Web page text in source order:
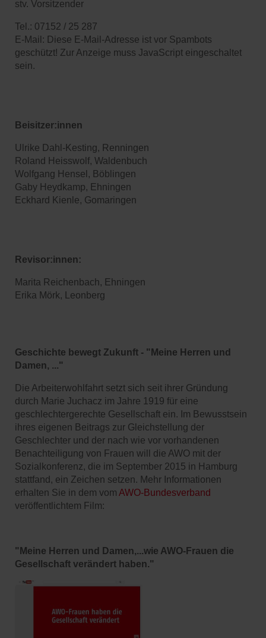
stv. Vorsitzender
Tel.: 07152 / 25 287
E-Mail: Diese E-Mail-Adresse ist vor Spambots
geschützt! Zur Anzeige muss JavaScript eingeschaltet
sein.
Beisitzer:innen
Ulrike Dahl-Kesting, Renningen
Roland Heisswolf, Waldenbuch
Wolfgang Hensel, Böblingen
Gaby Heydkamp, Ehningen
Eckhard Kienle, Gomaringen
Revisor:innen:
Marita Reichenbach, Ehningen
Erika Mörk, Leonberg
Geschichte bewegt Zukunft - "Meine Herren und
Damen, ..."
Die Arbeiterwohlfahrt setzt sich seit ihrer Gründung
durch Marie Juchacz im Jahre 1919 für eine
geschlechtergerechte Gesellschaft ein. Im Bewusstsein
ihres eigenen Beitrags zur Gleichstellung der
Geschlechter und der nach wie vor vorhandenen
Benachteiligung von Frauen will die AWO mit der
Sozialkonferenz, die im September 2015 in Hamburg
stattfand, ein Zeichen setzen. Mehr Informationen
erhalten Sie in dem vom AWO-Bundesverband
veröffentlichtem Film:
"Meine Herren und Damen,...wie AWO-Frauen die
Gesellschaft verändert haben."